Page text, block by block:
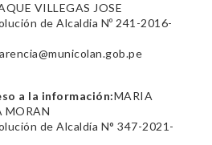
VILLEGAS JOSE
de Alcaldia Nº 241-2016-
a la información:MARIA
MORAN
de Alcaldía N° 347-2021-